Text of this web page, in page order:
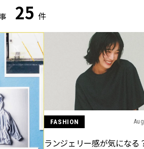
25 件
FASHION
ランジェリー感が気になる
ユ
チ
な